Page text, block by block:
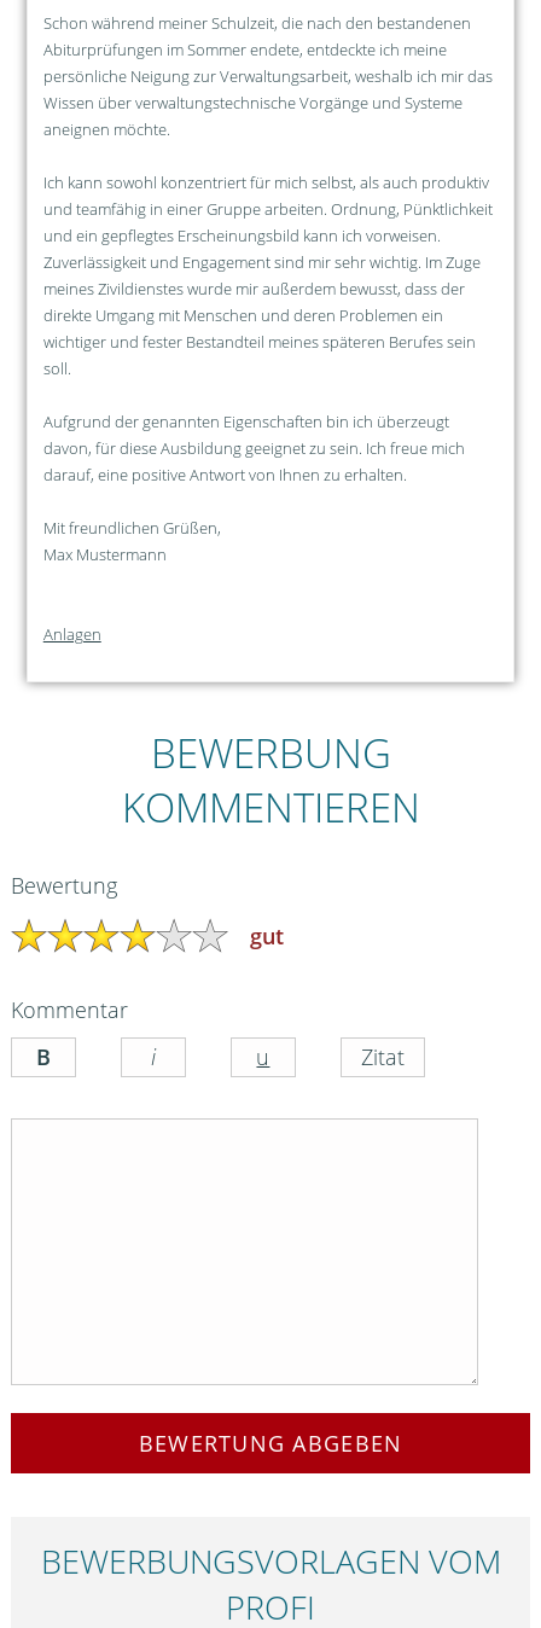
Schon während meiner Schulzeit, die nach den bestandenen
Abiturprüfungen im Sommer endete, entdeckte ich meine
persönliche Neigung zur Verwaltungsarbeit, weshalb ich mir das
Wissen über verwaltungstechnische Vorgänge und Systeme
aneignen möchte.
Ich kann sowohl konzentriert für mich selbst, als auch produktiv
und teamfähig in einer Gruppe arbeiten. Ordnung, Pünktlichkeit
und ein gepflegtes Erscheinungsbild kann ich vorweisen.
Zuverlässigkeit und Engagement sind mir sehr wichtig. Im Zuge
meines Zivildienstes wurde mir außerdem bewusst, dass der
direkte Umgang mit Menschen und deren Problemen ein
wichtiger und fester Bestandteil meines späteren Berufes sein
soll.
Aufgrund der genannten Eigenschaften bin ich überzeugt
davon, für diese Ausbildung geeignet zu sein. Ich freue mich
darauf, eine positive Antwort von Ihnen zu erhalten.
Mit freundlichen Grüßen,
Max Mustermann
Anlagen
BEWERBUNG
KOMMENTIEREN
Bewertung
gut
Kommentar
BEWERTUNG ABGEBEN
BEWERBUNGS­VORLAGEN VOM
PROFI